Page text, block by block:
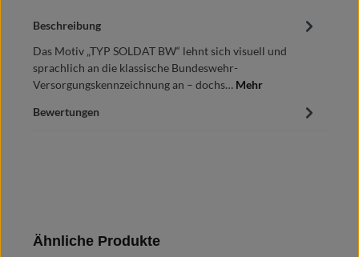
Beschreibung
Das Motiv „TYP SOLDAT BW“ lehnt sich visuell und
sprachlich an die klassische Bundeswehr-
Versorgungskennzeichnung an – dochs… Mehr
Bewertungen
Produktgalerie überspringen
Ähnliche Produkte